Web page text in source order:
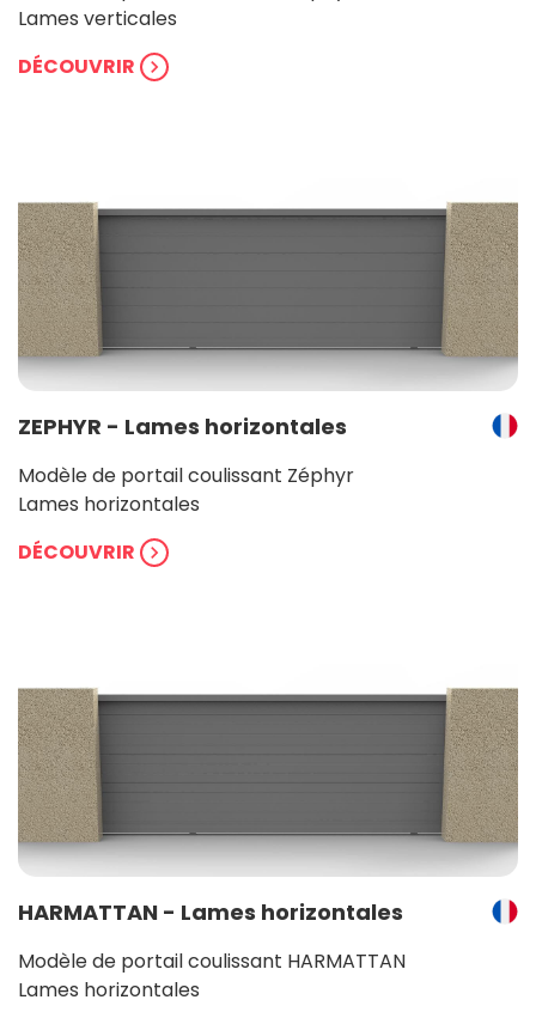
Lames verticales
DÉCOUVRIR chevron_right
ZEPHYR - Lames horizontales
Modèle de portail coulissant Zéphyr
Lames horizontales
DÉCOUVRIR chevron_right
HARMATTAN - Lames horizontales
Modèle de portail coulissant HARMATTAN
Lames horizontales